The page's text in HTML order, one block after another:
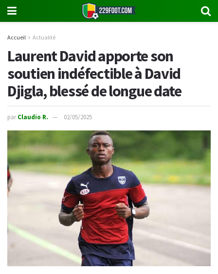
Accueil Actualité
Laurent David apporte son
soutien indéfectible à David
Djigla, blessé de longue date
par Claudio R. 02/05/2025